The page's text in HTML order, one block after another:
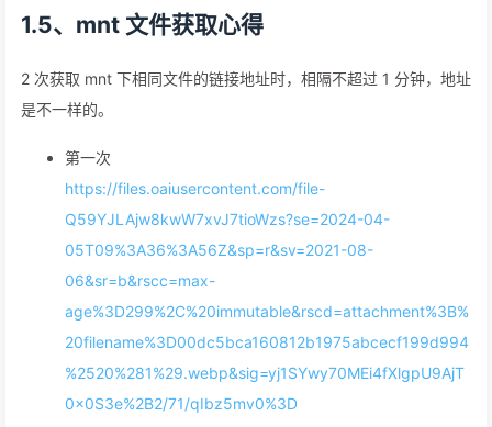
1.5、mnt 文件获取心得
2 次获取 mnt 下相同文件的链接地址时，相隔不超过 1 分钟，地址
是不一样的。
第一次
https://files.oaiusercontent.com/file-
Q59YJLAjw8kwW7xvJ7tioWzs?se=2024-04-
05T09%3A36%3A56Z&sp=r&sv=2021-08-
06&sr=b&rscc=max-
age%3D299%2C%20immutable&rscd=attachment%3B%
20filename%3D00dc5bca160812b1975abcecf199d994
%2520%281%29.webp&sig=yj1SYwy70MEi4fXlgpU9AjT
0x0S3e%2B2/71/qIbz5mv0%3D